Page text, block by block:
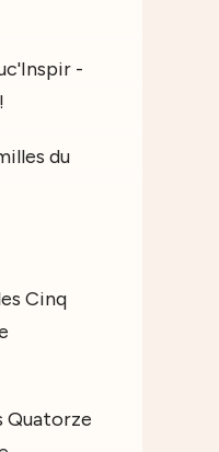
-
du
Cinq
Quatorze